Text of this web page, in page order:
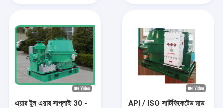
ড্রিলিং কাদা সিস্টেম
রৈখিক মোশন শেল শেকার
ড্রিলিং কাদা কেন্দ্রতত্ত্বে
এয়ার টুল এয়ার সাপ্লাই 30 -
API / ISO সার্টিফিকেটেড মাড